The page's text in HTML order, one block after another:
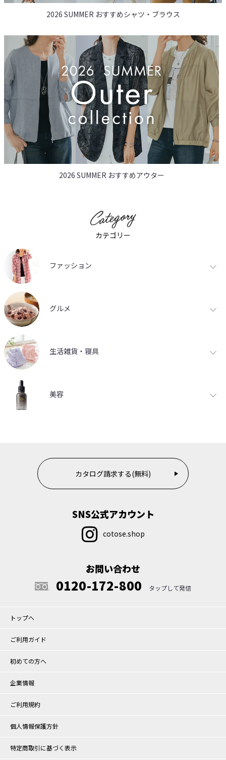
2026 SUMMER おすすめシャツ・ブラウス
2026 SUMMER おすすめアウター
カテゴリー
ファッション
グルメ
生活雑貨・寝具
美容
カタログ請求する(無料)
SNS公式アカウント
cotose.shop
お問い合わせ
0120-172-800
トップへ
ご利用ガイド
初めての方へ
企業情報
ご利用規約
個人情報保護方針
特定商取引に基づく表示